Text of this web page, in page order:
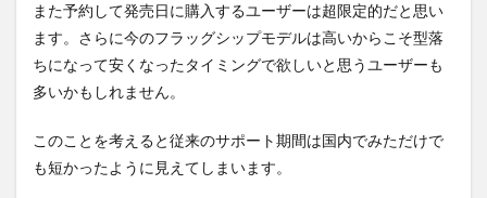
また予約して発売日に購入するユーザーは超限定的だと思い
ます。さらに今のフラッグシップモデルは高いからこそ型落
ちになって安くなったタイミングで欲しいと思うユーザーも
多いかもしれません。
このことを考えると従来のサポート期間は国内でみただけで
も短かったように見えてしまいます。